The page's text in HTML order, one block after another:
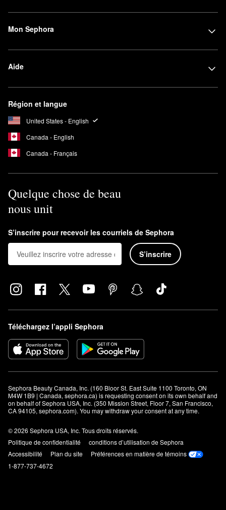
Mon Sephora
Aide
Région et langue
United States - English
Canada - English
Canada - Français
Quelque chose de beau
nous unit
S’inscrire pour recevoir les courriels de Sephora
S’inscrire
Téléchargez l’appli Sephora
Sephora Beauty Canada, Inc. (160 Bloor St. East Suite 1100 Toronto, ON
M4W 1B9 | Canada, sephora.ca) is requesting consent on its own behalf and
on behalf of Sephora USA, Inc. (350 Mission Street, Floor 7, San Francisco,
CA 94105, sephora.com). You may withdraw your consent at any time.
© 2026 Sephora USA, Inc. Tous droits réservés.
Politique de confidentialité
conditions d’utilisation de Sephora
Accessibilité
Plan du site
Préférences en matière de témoins
1-877-737-4672